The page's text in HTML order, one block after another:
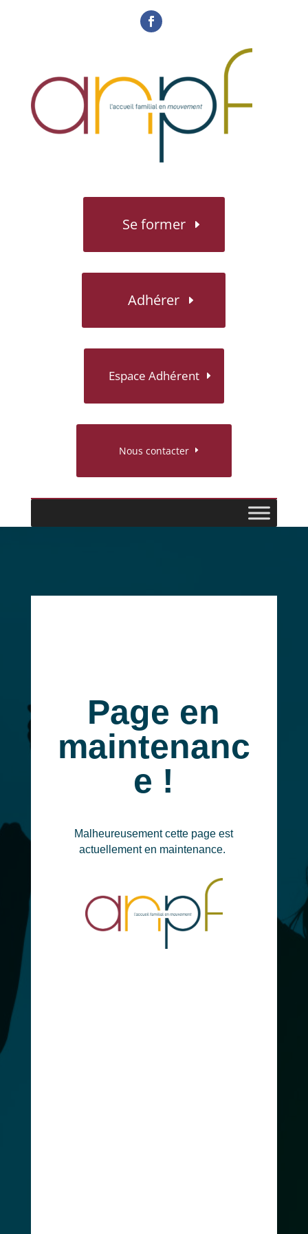
Se former
Adhérer
Espace Adhérent
Nous contacter
Page en
maintenanc
e !
Malheureusement cette page est
actuellement en maintenance.